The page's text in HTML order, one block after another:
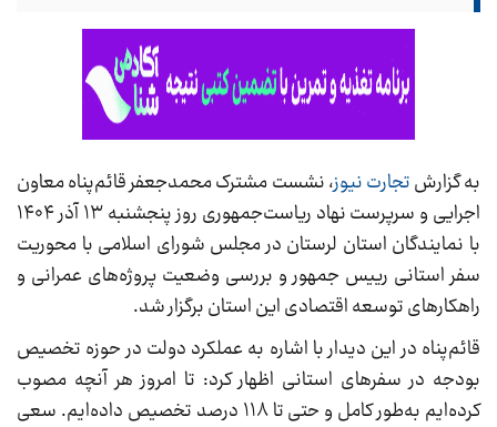
به گزارشتجارت نیوز، نشست مشترک محمدجعفر قائم‌پناه معاون
اجرایی و سرپرست نهاد ریاست‌جمهوری روز پنجشنبه ۱۳ آذر ۱۴۰۴
با نمایندگان استان لرستان در مجلس شورای اسلامی با محوریت
سفر استانی رییس جمهور و بررسی وضعیت پروژه‌های عمرانی و
راهکارهای توسعه اقتصادی این استان برگزار شد.
قائم‌پناه در این دیدار با اشاره به عملکرد دولت در حوزه تخصیص
بودجه در سفرهای استانی اظهار کرد: تا امروز هر آنچه مصوب
کرده‌ایم به‌طور کامل و حتی تا ۱۱۸ درصد تخصیص داده‌ایم. سعی